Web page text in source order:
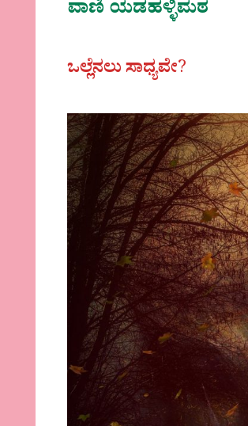
ವಾಣಿ ಯಡಹಳ್ಳಿಮಠ
ಒಲ್ಲೆನಲು ಸಾಧ್ಯವೇ?